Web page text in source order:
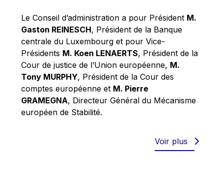
Timothy Radcliffe
Vaclav Klaus
Vassilios Skouris
Vítor Manuel da Silva Caldeira
Viviane Reding
Walter Hagg
Walter RADERMACHER
Le Conseil d’administration a pour Président M.
Gaston REINESCH, Président de la Banque
centrale du Luxembourg et pour Vice-
Présidents M. Koen LENAERTS, Président de la
Cour de justice de l’Union européenne, M.
Tony MURPHY, Président de la Cour des
comptes européenne et M. Pierre
GRAMEGNA, Directeur Général du Mécanisme
européen de Stabilité.
Voir plus